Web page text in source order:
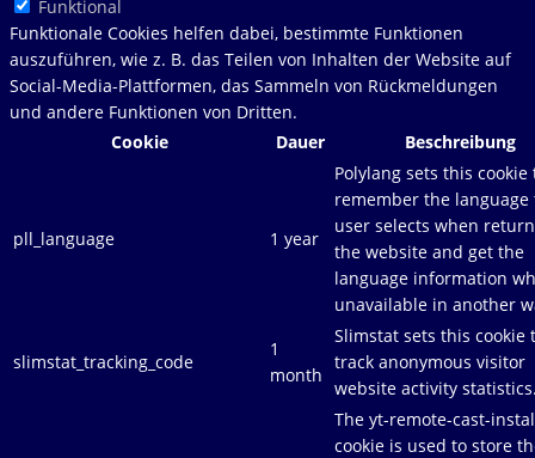
Funktional
Funktionale Cookies helfen dabei, bestimmte Funktionen
auszuführen, wie z. B. das Teilen von Inhalten der Website auf
Social-Media-Plattformen, das Sammeln von Rückmeldungen
und andere Funktionen von Dritten.
Cookie
Dauer Beschreibung
pll_language 1 year
Polylang sets this cookie
remember the language
user selects when
the website and get the
language information
unavailable in another
slimstat_tracking_code
1
month
Slimstat sets this cookie
track anonymous visitor
website activity
The yt-remote-cast-
cookie is used to store